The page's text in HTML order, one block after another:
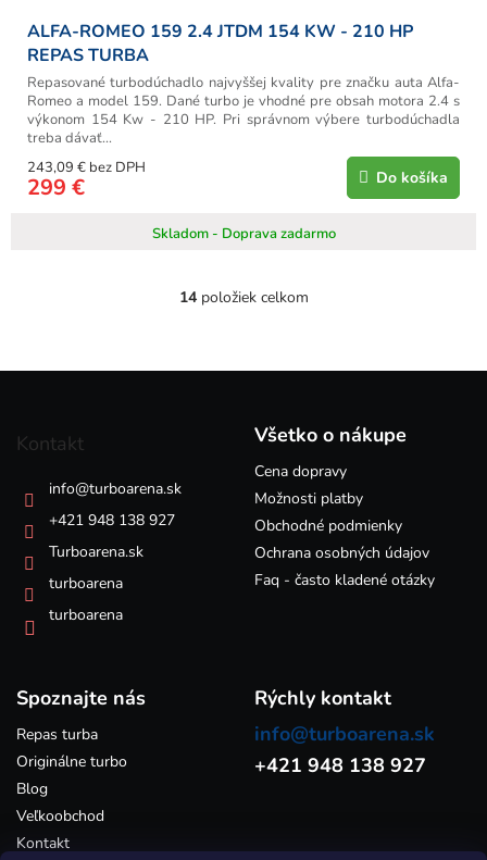
ALFA-ROMEO 159 2.4 JTDM 154 KW - 210 HP
REPAS TURBA
Skladom - Doprava zadarmo
243,09 € bez DPH
299 € Do košíka
Repasované turbodúchadlo najvyššej kvality pre značku auta Alfa-
Romeo a model 159. Dané turbo je vhodné pre obsah motora 2.4 s
výkonom 154 Kw - 210 HP. Pri správnom výbere turbodúchadla
treba dávať...
O
á
14položiek celkom
Kontakt
info@turboarena.sk
+421 948 138 927
Turboarena.sk
turboarena
turboarena
Všetko o nákupe
Cena dopravy
Možnosti platby
Obchodné podmienky
Ochrana osobných údajov
Faq - často kladené otázky
Spoznajte nás
Repas turba
Originálne turbo
Blog
Veľkoobchod
Kontakt
Rýchly kontakt
info@turboarena.sk
+421 948 138 927